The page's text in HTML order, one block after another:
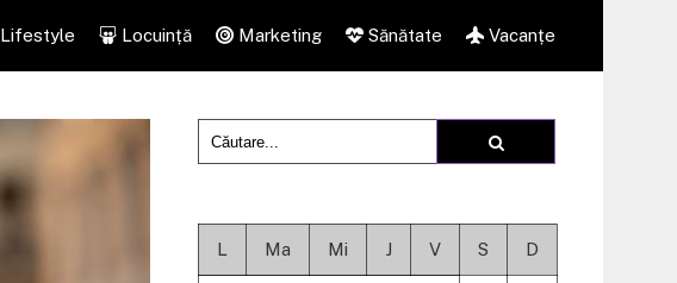
Lifestyle Locuință Marketing Sănătate Vacanțe
L Ma Mi J V S D